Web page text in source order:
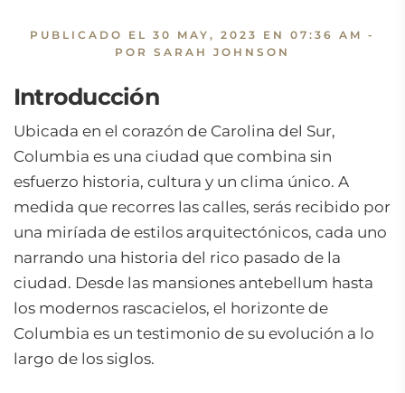
PUBLICADO EL 30 MAY, 2023 EN 07:36 AM -
POR SARAH JOHNSON
Introducción
Ubicada en el corazón de Carolina del Sur,
Columbia es una ciudad que combina sin
esfuerzo historia, cultura y un clima único. A
medida que recorres las calles, serás recibido por
una miríada de estilos arquitectónicos, cada uno
narrando una historia del rico pasado de la
ciudad. Desde las mansiones antebellum hasta
los modernos rascacielos, el horizonte de
Columbia es un testimonio de su evolución a lo
largo de los siglos.